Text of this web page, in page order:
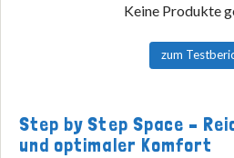
Keine Produkte
zum
Step by Step Space –
und optimaler Komfort